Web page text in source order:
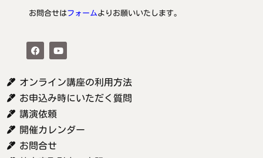
お問合せはフォームよりお願いいたします。
オンライン講座の利用方法
お申込み時にいただく質問
講演依頼
開催カレンダー
お問合せ